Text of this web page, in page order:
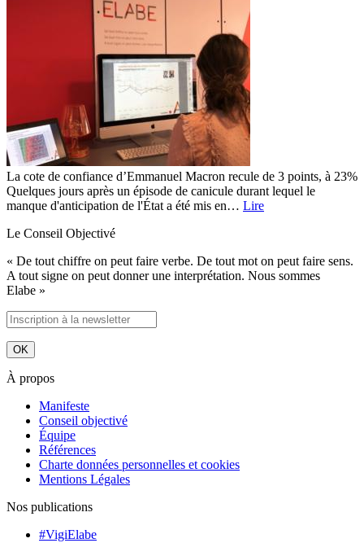
La cote de confiance d’Emmanuel Macron recule de 3 points, à 23%
Quelques jours après un épisode de canicule durant lequel le
manque d'anticipation de l'État a été mis en… Lire
Le Conseil Objectivé
« De tout chiffre on peut faire verbe. De tout mot on peut faire sens.
A tout signe on peut donner une interprétation. Nous sommes
Elabe »
À propos
Manifeste
Conseil objectivé
Équipe
Références
Charte données personnelles et cookies
Mentions Légales
Nos publications
#VigiElabe